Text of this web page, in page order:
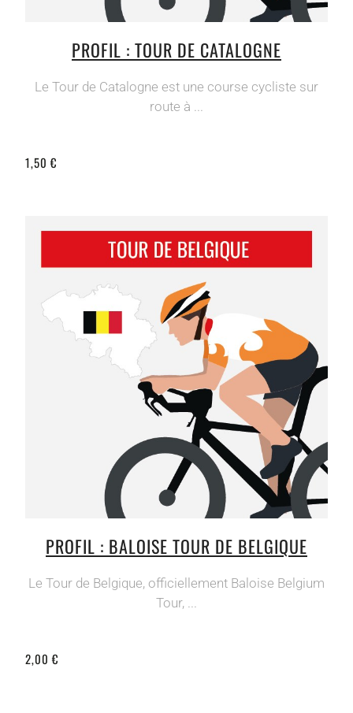
PROFIL : TOUR DE CATALOGNE
Le Tour de Catalogne est une course cycliste sur
route à ...
1,50 €
PROFIL : BALOISE TOUR DE BELGIQUE
Le Tour de Belgique, officiellement Baloise Belgium
Tour, ...
2,00 €